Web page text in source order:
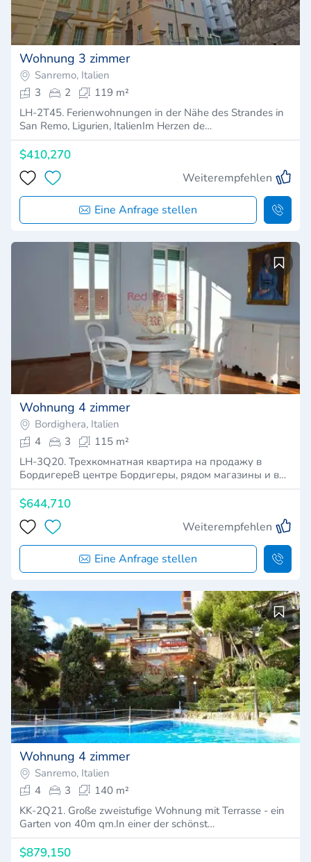
Wohnung 3 zimmer
Sanremo, Italien
3
2
119 m²
LH-2T45. Ferienwohnungen in der Nähe des Strandes in
San Remo, Ligurien, ItalienIm Herzen de…
$410,270
Weiterempfehlen
Eine Anfrage stellen
Wohnung 4 zimmer
Bordighera, Italien
4
3
115 m²
LH-3Q20. Трехкомнатная квартира на продажу в
БордигереВ центре Бордигеры, рядом магазины и в…
$644,710
Weiterempfehlen
Eine Anfrage stellen
Wohnung 4 zimmer
Sanremo, Italien
4
3
140 m²
KK-2Q21. Große zweistufige Wohnung mit Terrasse - ein
Garten von 40m qm.In einer der schönst…
$879,150